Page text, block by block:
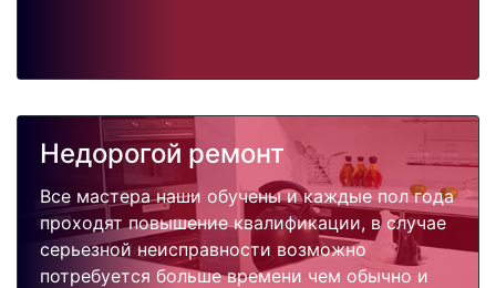
Недорогой ремонт
Все мастера наши обучены и каждые пол года
проходят повышение квалификации, в случае
серьезной неисправности возможно
потребуется больше времени чем обычно и